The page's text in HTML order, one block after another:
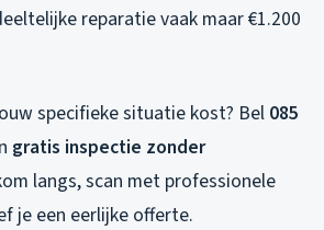
reparatie vaak maar €1.200
specifieke situatie kost? Bel 085
gratis inspectie zonder
langs, scan met professionele
je een eerlijke offerte.